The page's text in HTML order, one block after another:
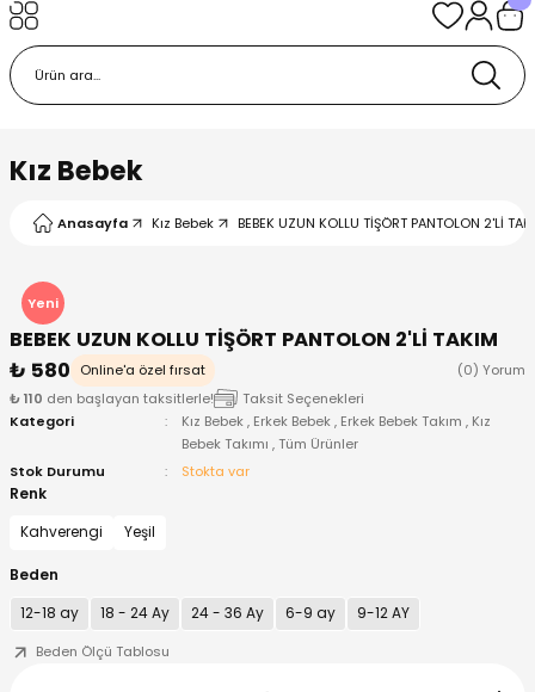
Kız Bebek
Anasayfa Kız Bebek BEBEK UZUN KOLLU TİŞÖRT PANTOLON 2'Lİ
Yeni
BEBEK UZUN KOLLU TİŞÖRT PANTOLON 2'Lİ TAKIM
₺ 580
Online'a özel fırsat
(0) Yorum
₺ 110 den başlayan taksitlerle!
Taksit Seçenekleri
Kategori
Kız Bebek , Erkek Bebek , Erkek Bebek Takım , Kız
Bebek Takımı ,Tüm Ürünler
Stok Durumu
Stokta var
Renk
Kahverengi
Yeşil
Beden
12-18 ay
18 - 24 Ay 24 - 36 Ay 6-9 ay
9-12 AY
Beden Ölçü Tablosu
Giyim
Takımı
Shirt
Bere ve Eldiven
Body
ve Patik
Bere ve Eldiven
Body
ve Patik
Çıkışı ve Zıbın Seti
Takımı
Ürünleri